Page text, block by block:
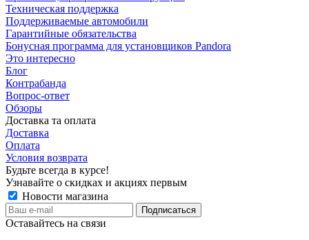
Техническая поддержка
Поддерживаемые автомобили
Гарантийные обязательства
Бонусная программа для установщиков Pandora
Это интересно
Блог
Контрабанда
Вопрос-ответ
Обзоры
Доставка та оплата
Доставка
Оплата
Условия возврата
Будьте всегда в курсе!
Узнавайте о скидках и акциях первым
Новости магазина
Оставайтесь на связи